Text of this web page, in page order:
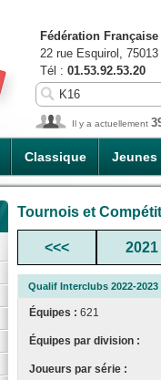
Classique Jeunes
Fédération
22 rue Esquirol,
Tél : 01.53.92.53.20
Il y a actuellement
Tournois et
<<< 2021
Qualif Interclubs 2022-2023
Équipes : 621
Équipes par division :
Joueurs par série :